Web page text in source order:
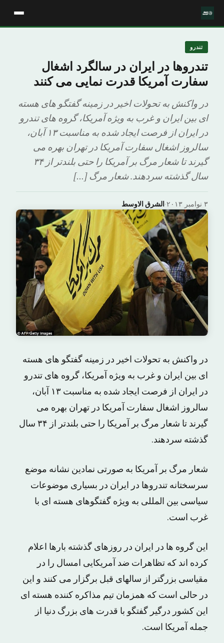
تندرو
تندروها در ایران در سالگرد اشغال
سفارت آمریکا قدرت نمایی می کنند
در واکنش به تحولات اخیر در زمینه گفتگو های هسته
ای بین ایران و غرب به ویژه آمریکا، گروه های تندرو
در ایران از فرصت ایجاد شده به مناسبت ۱۳ آبان،
سالروز اشغال سفارت آمریکا در تهران بهره می
گیرند تا شعار مرگ بر آمریکا را حتی بلندتر از ۳۴
سال گذشته سردهند. شعار مرگ […]
الشرق الاوسط· ۳ نوامبر ۲۰۱۳
در واکنش به تحولات اخیر در زمینه گفتگو های هسته
ای بین ایران و غرب به ویژه آمریکا، گروه های تندرو
در ایران از فرصت ایجاد شده به مناسبت ۱۳ آبان،
سالروز اشغال سفارت آمریکا در تهران بهره می
گیرند تا شعار مرگ بر آمریکا را حتی بلندتر از ۳۴ سال
گذشته سردهند.
شعار مرگ بر آمریکا به صورتی نمادین نشانه موضع
سرسختانه تندروها در ایران در بسیاری موضوعات
سیاسی بین المللی به ویژه گفتگوهای هسته ای با
غرب است.
این گروه ها در ایران در روزهای گذشته بارها اعلام
کرده اند که تظاهرات ضد آمریکایی امسال را در
مقیاسی بزرگتر از سالهای قبل برگزار می کنند و این
در حالی است که همزمان تیم مذاکره کننده هسته ای
این کشور درگیر گفتگو با قدرت های بزرگ دنیا از
جمله آمریکا است.